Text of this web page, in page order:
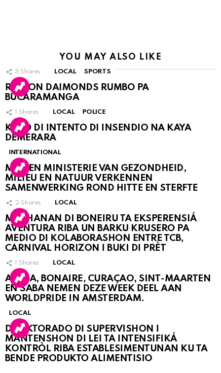
YOU MAY ALSO LIKE
3 Shares LOCAL SPORTS
RINCON DAIMONDS RUMBO PA
BUCARAMANGA
Shares LOCAL POLICE
KASO DI INTENTO DI INSENDIO NA KAYA
DEMERARA
INTERNATIONAL
MDC EN MINISTERIE VAN GEZONDHEID,
MILIEU EN NATUUR VERKENNEN
SAMENWERKING ROND HITTE EN STERFTE
2 Shares LOCAL
MUCHANAN DI BONEIRU TA EKSPERENSIÁ
AVENTURA RIBA UN BARKU KRUSERO PA
MEDIO DI KOLABORASHON ENTRE TCB,
CARNIVAL HORIZON I BUKI DI PRÈT
Shares LOCAL
ARUBA, BONAIRE, CURAÇAO, SINT-MAARTEN
EN SABA NEMEN DEZE WEEK DEEL AAN
WORLDPRIDE IN AMSTERDAM.
LOCAL
DIREKTORADO DI SUPERVISHON I
MANTENSHON DI LEI TA INTENSIFIKÁ
KONTRÒL RIBA ESTABLESIMENTUNAN KU TA
BENDE PRODUKTO ALIMENTISIO